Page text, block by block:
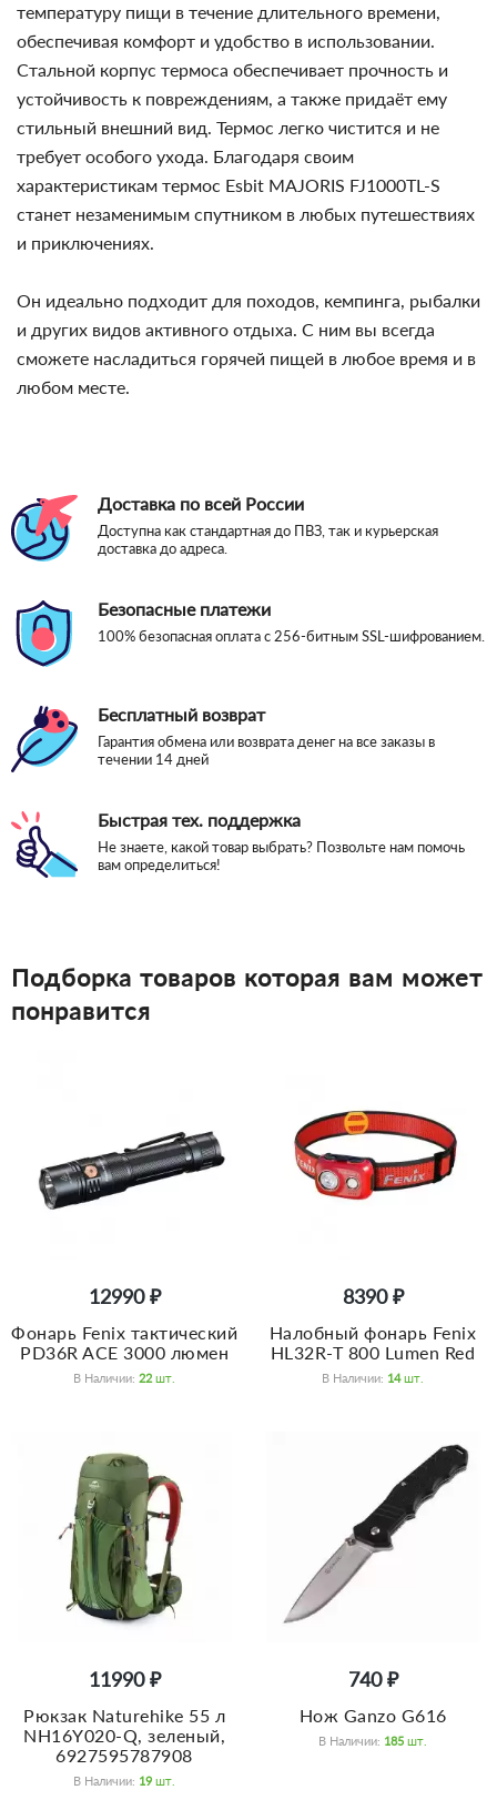
температуру пищи в течение длительного времени,
обеспечивая комфорт и удобство в использовании.
Стальной корпус термоса обеспечивает прочность и
устойчивость к повреждениям, а также придаёт ему
стильный внешний вид. Термос легко чистится и не
требует особого ухода. Благодаря своим
характеристикам термос Esbit MAJORIS FJ1000TL-S
станет незаменимым спутником в любых путешествиях
и приключениях.
Он идеально подходит для походов, кемпинга, рыбалки
и других видов активного отдыха. С ним вы всегда
сможете насладиться горячей пищей в любое время и в
любом месте.
Доставка по всей России
Доступна как стандартная до ПВЗ, так и курьерская
доставка до адреса.
Безопасные платежи
100% безопасная оплата с 256-битным SSL-шифрованием.
Бесплатный возврат
Гарантия обмена или возврата денег на все заказы в
течении 14 дней
Быстрая тех. поддержка
Не знаете, какой товар выбрать? Позвольте нам помочь
вам определиться!
Подборка товаров которая вам может
понравится
12990 ₽
Фонарь Fenix тактический
PD36R ACE 3000 люмен
В Наличии: 22 Шт.
8390 ₽
Налобный фонарь Fenix
HL32R-T 800 Lumen Red
В Наличии: 14 Шт.
11990 ₽
Рюкзак Naturehike 55 л
NH16Y020-Q, зеленый,
6927595787908
В Наличии: 19 Шт.
740 ₽
Нож Ganzo G616
В Наличии: 185 Шт.